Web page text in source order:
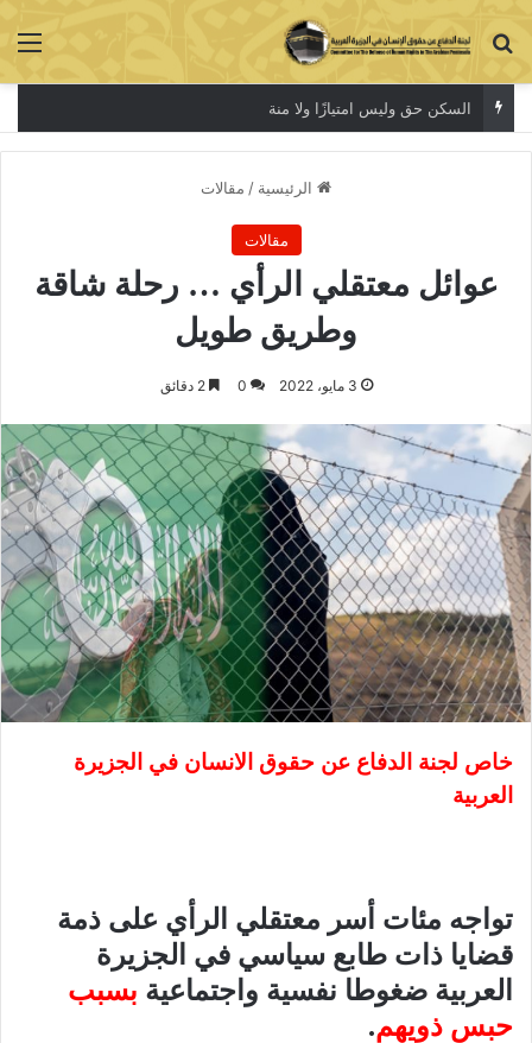
بحث عن
السكن حق وليس امتيازًا ولا منة
الرئيسية / مقالات
مقالات
عوائل معتقلي الرأي … رحلة شاقة
وطريق طويل
3 مايو، 2022 0 2 دقائق
خاص لجنة الدفاع عن حقوق الانسان في الجزيرة
العربية
تواجه مئات أسر معتقلي الرأي على ذمة
قضايا ذات طابع سياسي في الجزيرة
العربية ضغوطا نفسية واجتماعية بسبب
حبس ذويهم.